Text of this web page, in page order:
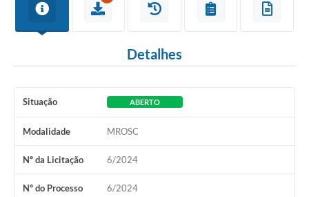
Detalhes
Situação ABERTO
Modalidade MROSC
Nº da Licitação 6/2024
Nº do Processo 6/2024